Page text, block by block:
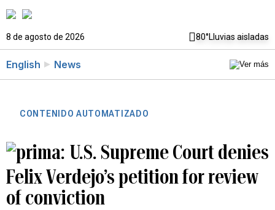
8 de agosto de 2026 80°Lluvias aisladas
English News
CONTENIDO AUTOMATIZADO
U.S. Supreme Court denies
Felix Verdejo’s petition for review
of conviction